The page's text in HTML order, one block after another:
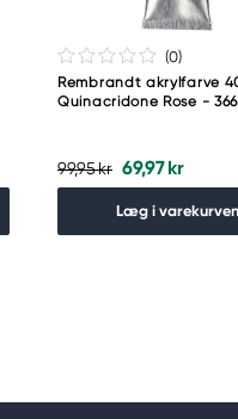
(0)
Rembrandt akrylfarve
Quinacridone Rose - 366
99,95 kr 69,97 kr
Læg i varekurven